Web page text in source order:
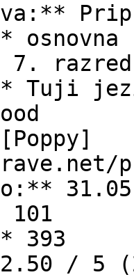
osnovna
7. razred
Tuji
393
/ 5